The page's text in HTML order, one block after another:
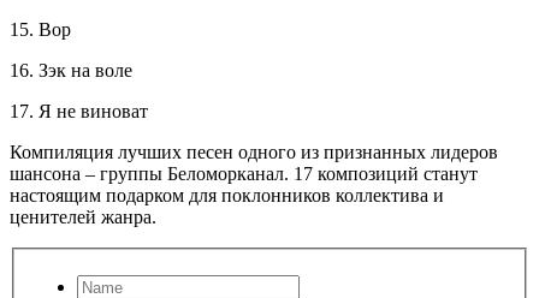
15. Вор
16. Зэк на воле
17. Я не виноват
Компиляция лучших песен одного из признанных лидеров
шансона – группы Беломорканал. 17 композиций станут
настоящим подарком для поклонников коллектива и
ценителей жанра.